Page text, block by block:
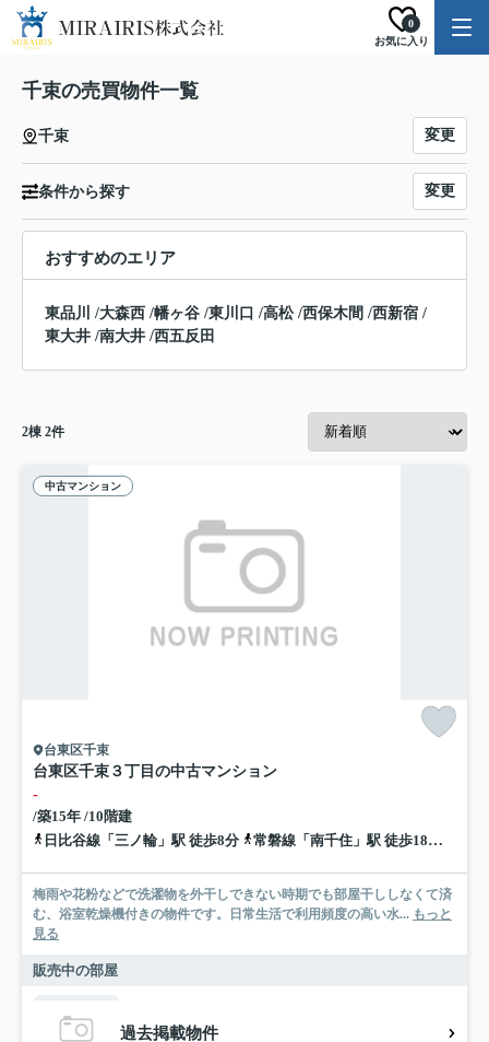
お気に入り
0
千束の売買物件一覧
千束 変更
条件から探す 変更
おすすめのエリア
東品川 /大森西 /幡ヶ谷 /東川口 /高松/西保木間 /西新宿 /
東大井 /南大井 /西五反田
2棟 2件
中古マンション
台東区千束
台東区千束３丁目の中古マンション
-
/築15年 /10階建
日比谷線「三ノ輪」駅 徒歩8分
常磐線「南千住」駅 徒歩18分
梅雨や花粉などで洗濯物を外干しできない時期でも部屋干ししなくて済
む、浴室乾燥機付きの物件です。日常生活で利用頻度の高い水... もっと
見る
販売中の部屋
過去掲載物件